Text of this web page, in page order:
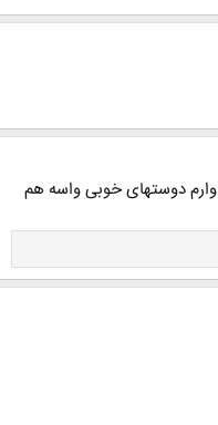
دوستهای خوبی واسه هم